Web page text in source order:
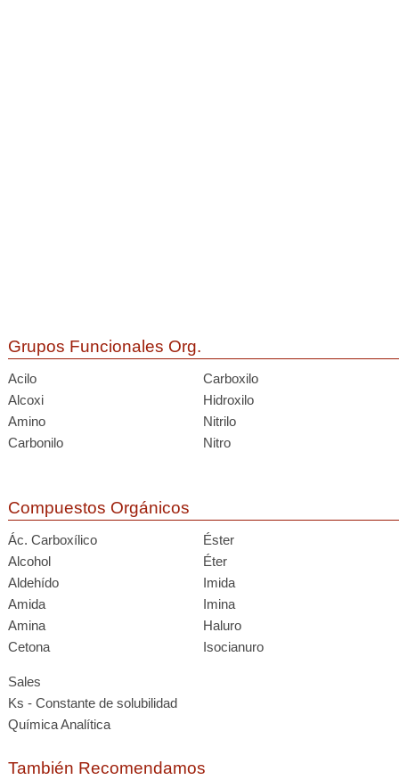
Grupos Funcionales Org.
Acilo
Carboxilo
Alcoxi
Hidroxilo
Amino
Nitrilo
Carbonilo
Nitro
Compuestos Orgánicos
Ác. Carboxílico
Éster
Alcohol
Éter
Aldehído
Imida
Amida
Imina
Amina
Haluro
Cetona
Isocianuro
Sales
Ks - Constante de solubilidad
Química Analítica
También Recomendamos